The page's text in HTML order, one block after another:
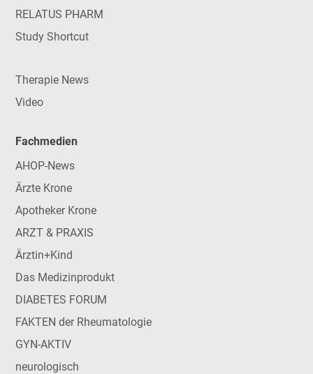
RELATUS PHARM
Study Shortcut
Therapie News
Video
Fachmedien
AHOP-News
Ärzte Krone
Apotheker Krone
ARZT & PRAXIS
Ärztin+Kind
Das Medizinprodukt
DIABETES FORUM
FAKTEN der Rheumatologie
GYN-AKTIV
neurologisch